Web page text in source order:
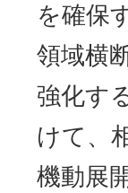
を確保
領域横
強化す
けて、
機動展